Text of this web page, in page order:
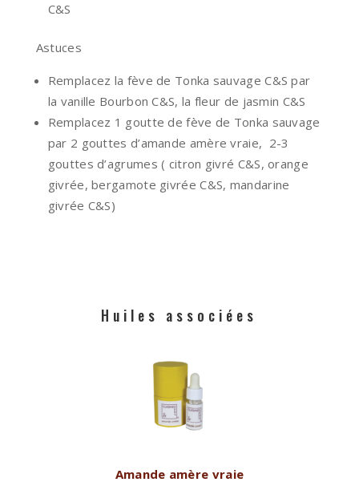
C&S
Astuces
Remplacez la fève de Tonka sauvage C&S par
la vanille Bourbon C&S, la fleur de jasmin C&S
Remplacez 1 goutte de fève de Tonka sauvage
par 2 gouttes d’amande amère vraie, 2-3
gouttes d’agrumes ( citron givré C&S, orange
givrée, bergamote givrée C&S, mandarine
givrée C&S)
Huiles associées
Amande amère vraie